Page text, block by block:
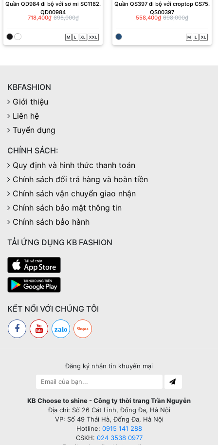
Quần QD984 đi bộ với sơ mi SC1182.
QD00984
718,400₫ 898,000₫
M L XL XXL
Quần QS397 đi bộ với croptop CS75.
QS00397
558,400₫ 698,000₫
M L XL
KBFASHION
Giới thiệu
Liên hệ
Tuyển dụng
CHÍNH SÁCH:
Quy định và hình thức thanh toán
Chính sách đổi trả hàng và hoàn tiền
Chính sách vận chuyển giao nhận
Chính sách bảo mật thông tin
Chính sách bảo hành
TẢI ỨNG DỤNG KB FASHION
KẾT NỐI VỚI CHÚNG TÔI
zalo Shopee
Đăng ký nhận tin khuyến mại
KB Choose to shine - Công ty thời trang Trần Nguyễn
Địa chỉ: Số 26 Cát Linh, Đống Đa, Hà Nội
VP: Số 49 Thái Hà, Đống Đa, Hà Nội
Hotline: 0915 141 288
CSKH: 024 3538 0977